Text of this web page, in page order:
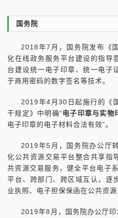
国务院
2018年7月，国务院发布《
化在线政务服务平台建设的指导
台建设统一电子印章、统一电子
于商用密码的数字签名等技术。
2019年4月30日起施行的《
干规定》中明确“ 电子印章与实物
电子印章的电子材料合法有效”。
2019年5月，国务院办公厅
化公共资源交易平台整合共享指
共资源交易服务，健全平台电子
平台、跨部门、跨区域互认，逐
业执照、电子担保保函在公共资源
2019年8月，国务院办公厅